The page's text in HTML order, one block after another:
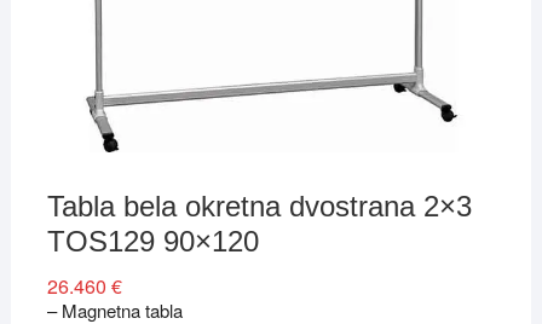
Tabla bela okretna dvostrana 2×3
TOS129 90×120
26.460 €
– Magnetna tabla